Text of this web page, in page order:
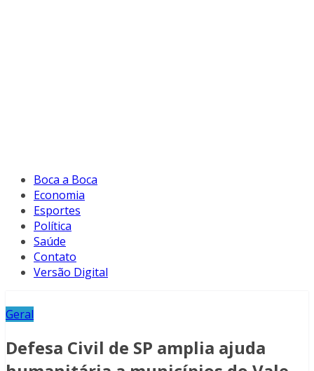
Boca a Boca
Economia
Esportes
Política
Saúde
Contato
Versão Digital
Geral
Defesa Civil de SP amplia ajuda